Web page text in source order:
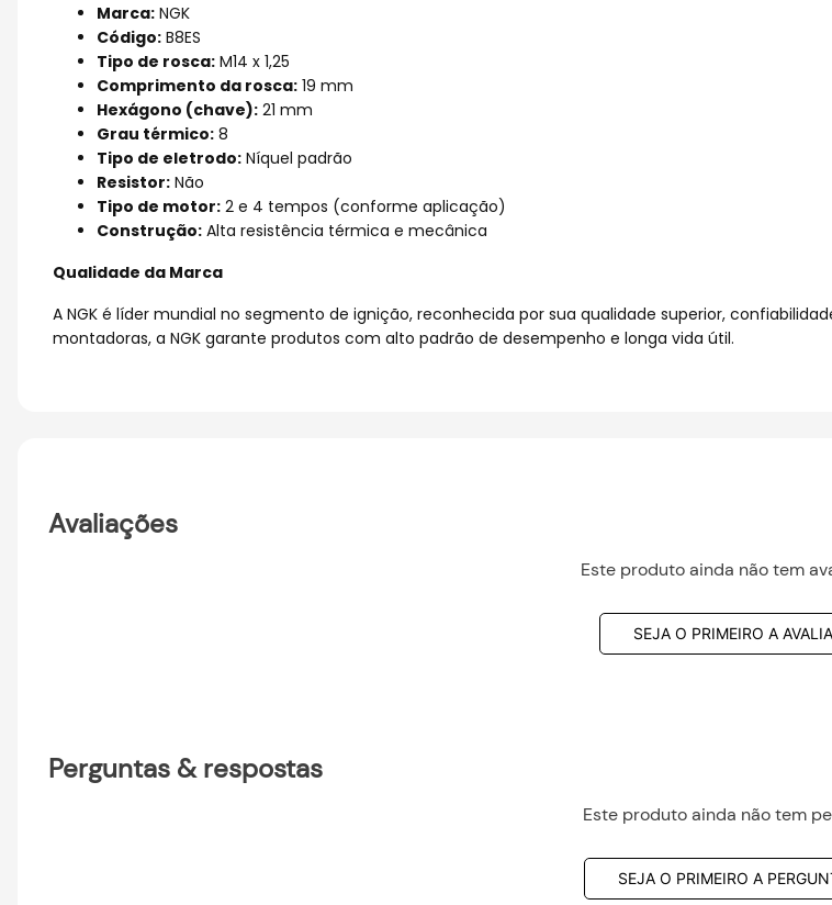
Marca: NGK
Código: B8ES
Tipo de rosca: M14 x 1,25
Comprimento da rosca: 19 mm
Hexágono (chave): 21 mm
Grau térmico: 8
Tipo de eletrodo: Níquel padrão
Resistor: Não
Tipo de motor: 2 e 4 tempos (conforme aplicação)
Construção: Alta resistência térmica e mecânica
Qualidade da Marca
A NGK é líder mundial no segmento de ignição, reconhecida por sua qualidade superior,
montadoras, a NGK garante produtos com alto padrão de desempenho e longa vida útil.
Avaliações
Este produto ainda não tem
SEJA O PRIMEIRO A
Perguntas & respostas
Este produto ainda não tem
SEJA O PRIMEIRO A